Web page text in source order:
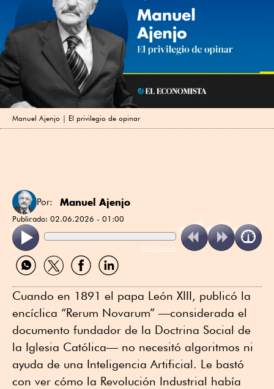
Manuel Ajenjo | El privilegio de opinar
Por: Manuel Ajenjo
Publicado: 02.06.2026 - 01:00
ReadSpeaker
Compartir
por
Compartir
por
Compartir
por
Compartir
por
Cuando en 1891 el papa León XIII, publicó la
encíclica “Rerum Novarum” —considerada el
documento fundador de la Doctrina Social de
la Iglesia Católica— no necesitó algoritmos ni
ayuda de una Inteligencia Artificial. Le bastó
con ver cómo la Revolución Industrial había